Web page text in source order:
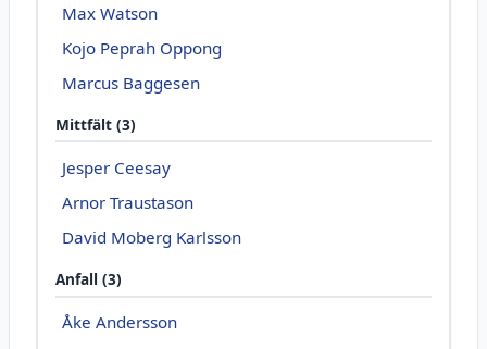
Max Watson
Kojo Peprah Oppong
Marcus Baggesen
Mittfält (3)
Jesper Ceesay
Arnor Traustason
David Moberg Karlsson
Anfall (3)
Åke Andersson